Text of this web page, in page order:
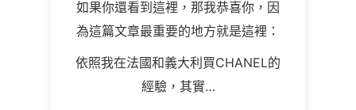
如果你還看到這裡，那我恭喜你，因
為這篇文章最重要的地方就是這裡：
依照我在法國和義大利買CHANEL的
經驗，其實…